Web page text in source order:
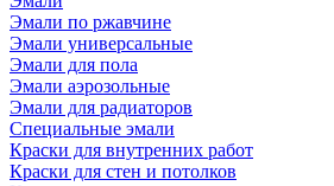
Эмали по ржавчине
Эмали универсальные
Эмали для пола
Эмали аэрозольные
Эмали для радиаторов
Специальные эмали
Краски для внутренних работ
Краски для стен и потолков